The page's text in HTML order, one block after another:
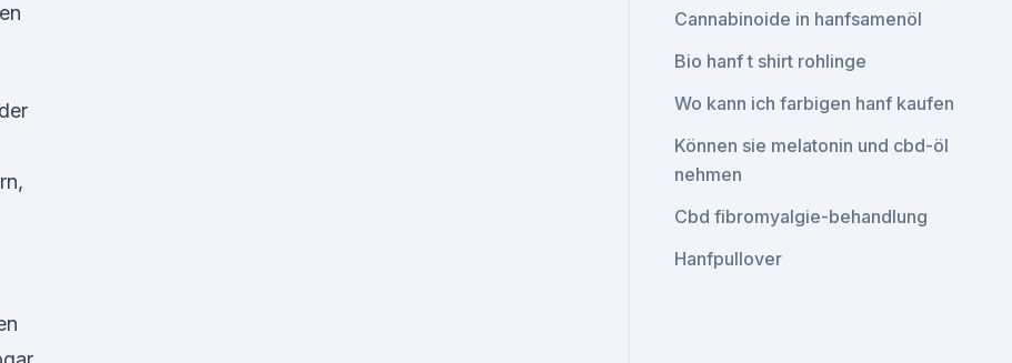
Cannabinoide in hanfsamenöl
Bio hanf t shirt rohlinge
Wo kann ich farbigen hanf kaufen
Können sie melatonin und cbd-öl
nehmen
Cbd fibromyalgie-behandlung
Hanfpullover